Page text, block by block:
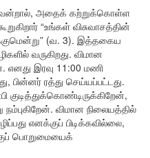
அதைக் கற்றுக்கொள்ள
“உங்கள் விசுவாசத்தின்
(வ. 3). இத்தகைய
வருகிறது. விமான
எனது இரவு 11:00 மணி
பின்னர் ரத்து செய்யப்பட்டது.
குடித்துக்கொண்டிருக்கிறேன்,
விமான நிலையத்தில்
எனக்குப் பிடிக்கவில்லை,
பொறுமையைக்